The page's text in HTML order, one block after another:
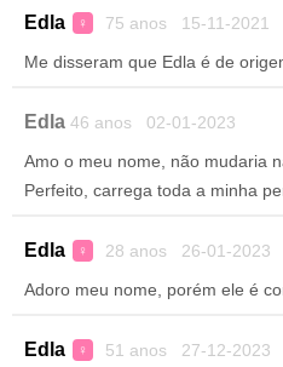
Edla ♀ 75 anos 15-11-2021
Me disseram que Edla é de
Edla 46 anos 02-01-2023
Amo o meu nome, não mudaria
Perfeito, carrega toda a minha
Edla ♀ 28 anos 26-01-2023
Adoro meu nome, porém ele é
Edla ♀ 51 anos 27-12-2023